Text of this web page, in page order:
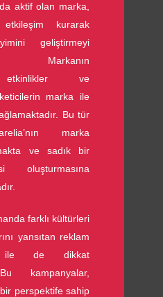
aktif olan marka,
kurarak
geliştirmeyi
Markanın
etkinlikler ve
marka ile
Bu tür
marka
ve sadık bir
oluşturmasına
farklı kültürleri
yansıtan reklam
ile de dikkat
kampanyalar,
perspektife sahip